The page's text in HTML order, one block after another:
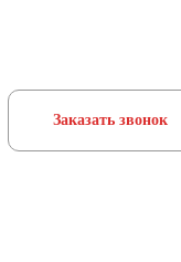
Заказать звонок